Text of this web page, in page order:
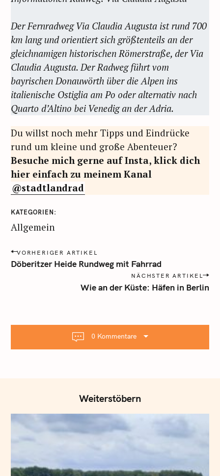
Der Fernradweg Via Claudia Augusta ist rund 700
km lang und orientiert sich größtenteils an der
gleichnamigen historischen Römerstraße, der Via
Claudia Augusta. Der Radweg führt vom
bayrischen Donauwörth über die Alpen ins
italienische Ostiglia am Po oder alternativ nach
Quarto d’Altino bei Venedig an der Adria.
Du willst noch mehr Tipps und Eindrücke
rund um kleine und große Abenteuer?
Besuche mich gerne auf Insta, klick dich
hier einfach zu meinem Kanal
@stadtlandrad
KATEGORIEN
Allgemein
P
o
VORHERIGER ARTIKEL
Döberitzer Heide Rundweg mit Fahrrad
NÄCHSTER ARTIKEL
Wie an der Küste: Häfen in Berlin
0 Kommentare
Weiterstöbern